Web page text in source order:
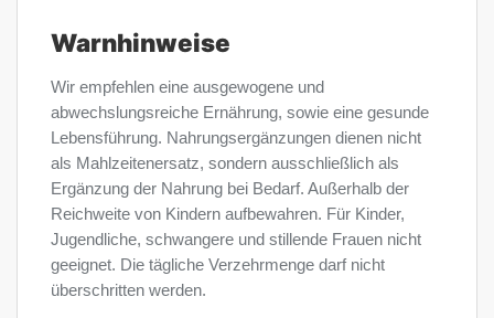
Warnhinweise
Wir empfehlen eine ausgewogene und
abwechslungsreiche Ernährung, sowie eine gesunde
Lebensführung. Nahrungsergänzungen dienen nicht
als Mahlzeitenersatz, sondern ausschließlich als
Ergänzung der Nahrung bei Bedarf. Außerhalb der
Reichweite von Kindern aufbewahren. Für Kinder,
Jugendliche, schwangere und stillende Frauen nicht
geeignet. Die tägliche Verzehrmenge darf nicht
überschritten werden.